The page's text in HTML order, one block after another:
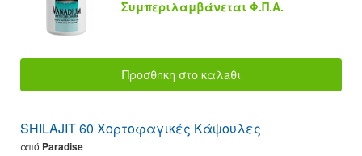
Συμπεριλαμβάνεται Φ.Π.Α.
Προσθnκη στο καλaθι
SHILAJIT 60 Χορτοφαγικές Κάψουλες
από Paradise